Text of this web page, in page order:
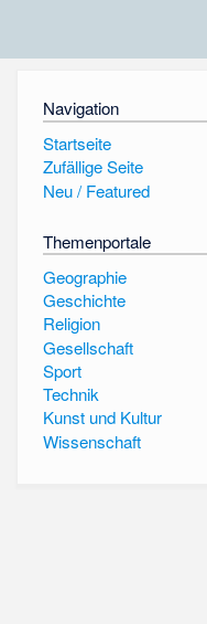
Navigation
Startseite
Zufällige Seite
Neu / Featured
Themenportale
Geographie
Geschichte
Religion
Gesellschaft
Sport
Technik
Kunst und Kultur
Wissenschaft